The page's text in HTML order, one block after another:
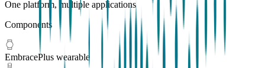
One platform, multiple applications
Components
EmbracePlus wearable